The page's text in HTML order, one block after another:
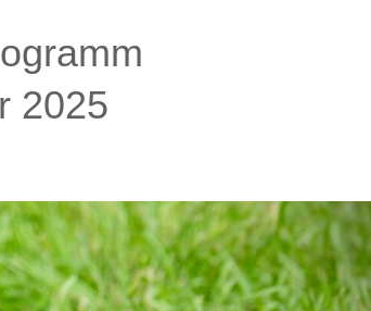
2025